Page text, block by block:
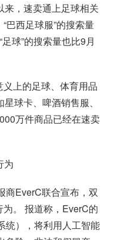
，速卖通上足球相关
巴西足球服”的搜索量
球”的搜索量也比9月
上的足球、体育用品
球卡、啤酒销售服、
万件商品已经在速卖
为
商EverC联合宣布，双
。 报道称，EverC的
统），将利用人工智能